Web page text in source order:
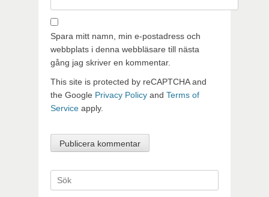
Spara mitt namn, min e-postadress och
webbplats i denna webbläsare till nästa
gång jag skriver en kommentar.
This site is protected by reCAPTCHA and
the Google Privacy Policy and Terms of
Service apply.
Sök
efter: